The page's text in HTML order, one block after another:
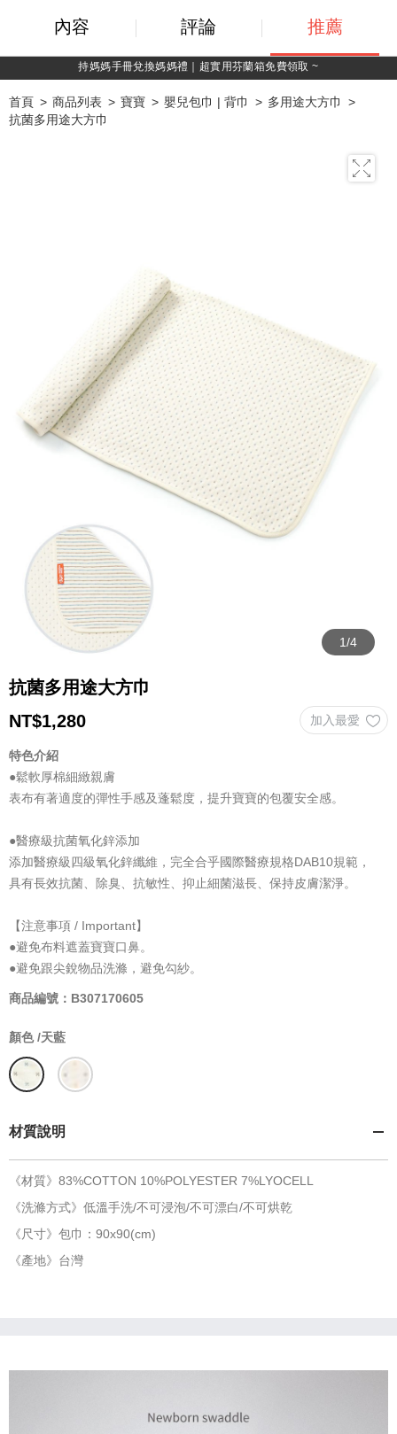
綁定LINE好友，500購物金立即折！
首頁 商品列表 寶寶 嬰兒包巾 | 背巾
多用途大方巾
抗菌多用途大方巾
抗菌多用途大方巾
NT$1,280
特色介紹
●鬆軟厚棉細緻親膚
表布有著適度的彈性手感及蓬鬆度，提升寶寶的包覆安全感。
●醫療級抗菌氧化鋅添加
添加醫療級四級氧化鋅纖維，完全合乎國際醫療規格DAB10規範，
具有長效抗菌、除臭、抗敏性、抑止細菌滋長、保持皮膚潔淨。
【注意事項 / Important】
●避免布料遮蓋寶寶口鼻。
●避免跟尖銳物品洗滌，避免勾紗。
商品編號：B307170605
顏色 /天藍
材質說明
《材質》83%COTTON 10%POLYESTER 7%LYOCELL
《洗滌方式》低溫手洗/不可浸泡/不可漂白/不可烘乾
《尺寸》包巾：90x90(cm)
《產地》台灣
內容 評論 推薦